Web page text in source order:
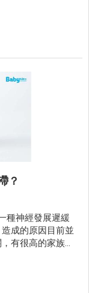
？
種神經發展遲緩
成的原因目前並
有很高的家族遺
瑞氏症、品行問